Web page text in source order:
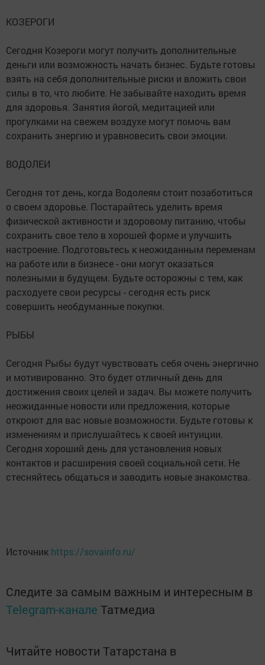
КОЗЕРОГИ
Сегодня Козероги могут получить дополнительные
деньги или возможность начать бизнес. Будьте готовы
взять на себя дополнительные риски и вложить свои
силы в то, что любите. Не забывайте находить время
для здоровья. Занятия йогой, медитацией или
прогулками на свежем воздухе могут помочь вам
сохранить энергию и уравновесить свои эмоции.
ВОДОЛЕИ
Сегодня тот день, когда Водолеям стоит позаботиться
о своем здоровье. Постарайтесь уделить время
физической активности и здоровому питанию, чтобы
сохранить свое тело в хорошей форме и улучшить
настроение. Подготовьтесь к неожиданным переменам
на работе или в бизнесе - они могут оказаться
полезными в будущем. Будьте осторожны с тем, как
расходуете свои ресурсы - сегодня есть риск
совершить необдуманные покупки.
РЫБЫ
Сегодня Рыбы будут чувствовать себя очень энергично
и мотивированно. Это будет отличный день для
достижения своих целей и задач. Вы можете получить
неожиданные новости или предложения, которые
откроют для вас новые возможности. Будьте готовы к
изменениям и прислушайтесь к своей интуиции.
Сегодня хороший день для установления новых
контактов и расширения своей социальной сети. Не
стесняйтесь общаться и заводить новые знакомства.
Источник https://sovainfo.ru/
Следите за самым важным и интересным в
Telegram-канале Татмедиа
Читайте новости Татарстана в